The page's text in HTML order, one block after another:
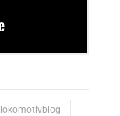
lokomotivblog